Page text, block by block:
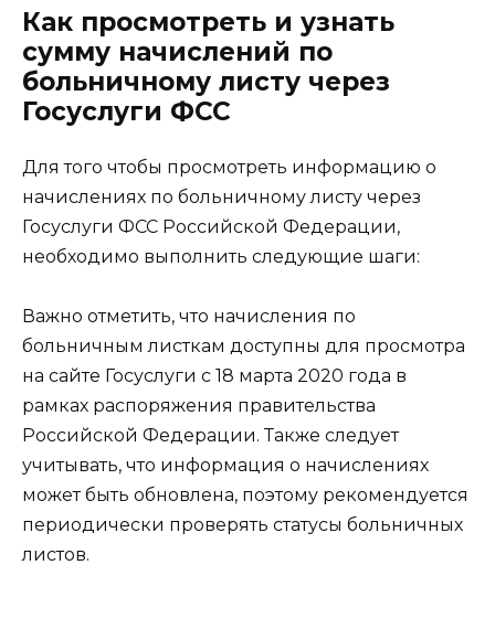
Как просмотреть и узнать
сумму начислений по
больничному листу через
Госуслуги ФСС
Для того чтобы просмотреть информацию о
начислениях по больничному листу через
Госуслуги ФСС Российской Федерации,
необходимо выполнить следующие шаги:
Важно отметить, что начисления по
больничным листкам доступны для просмотра
на сайте Госуслуги с 18 марта 2020 года в
рамках распоряжения правительства
Российской Федерации. Также следует
учитывать, что информация о начислениях
может быть обновлена, поэтому рекомендуется
периодически проверять статусы больничных
листов.